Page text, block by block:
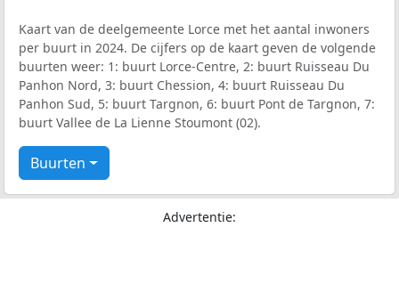
Kaart van de deelgemeente Lorce met het aantal inwoners
per buurt in 2024. De cijfers op de kaart geven de volgende
buurten weer: 1: buurt Lorce-Centre, 2: buurt Ruisseau Du
Panhon Nord, 3: buurt Chession, 4: buurt Ruisseau Du
Panhon Sud, 5: buurt Targnon, 6: buurt Pont de Targnon, 7:
buurt Vallee de La Lienne Stoumont (02).
Buurten
Advertentie: